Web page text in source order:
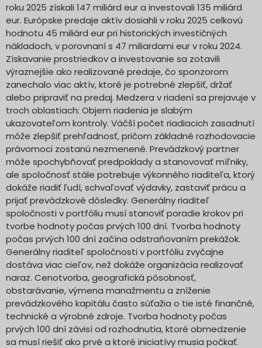
roku 2025 získali 147 miliárd eur a investovali 135 miliárd
eur. Európske predaje aktív dosiahli v roku 2025 celkovú
hodnotu 45 miliárd eur pri historických investičných
nákladoch, v porovnaní s 47 miliardami eur v roku 2024.
Získavanie prostriedkov a investovanie sa zotavili
výraznejšie ako realizované predaje, čo sponzorom
zanechalo viac aktív, ktoré je potrebné zlepšiť, držať
alebo pripraviť na predaj. Medzera v riadení sa prejavuje v
troch oblastiach: Objem riadenia je slabým
ukazovateľom kontroly. Väčší počet riadiacich zasadnutí
môže zlepšiť prehľadnosť, pričom základné rozhodovacie
právomoci zostanú nezmenené. Prevádzkový partner
môže spochybňovať predpoklady a stanovovať míľniky,
ale spoločnosť stále potrebuje výkonného riaditeľa, ktorý
dokáže riadiť ľudí, schvaľovať výdavky, zastaviť prácu a
prijať prevádzkové dôsledky. Generálny riaditeľ
spoločnosti v portfóliu musí stanoviť poradie krokov pri
tvorbe hodnoty počas prvých 100 dní. Tvorba hodnoty
počas prvých 100 dní začína odstraňovaním prekážok.
Generálny riaditeľ spoločnosti v portfóliu zvyčajne
dostáva viac cieľov, než dokáže organizácia realizovať
naraz. Cenotvorba, geografická pôsobnosť,
obstarávanie, výmena manažmentu a zníženie
prevádzkového kapitálu často súťažia o tie isté finančné,
technické a výrobné zdroje. Tvorba hodnoty počas
prvých 100 dní závisí od rozhodnutia, ktoré obmedzenie
sa musí riešiť ako prvé a ktoré iniciatívy musia počkať.